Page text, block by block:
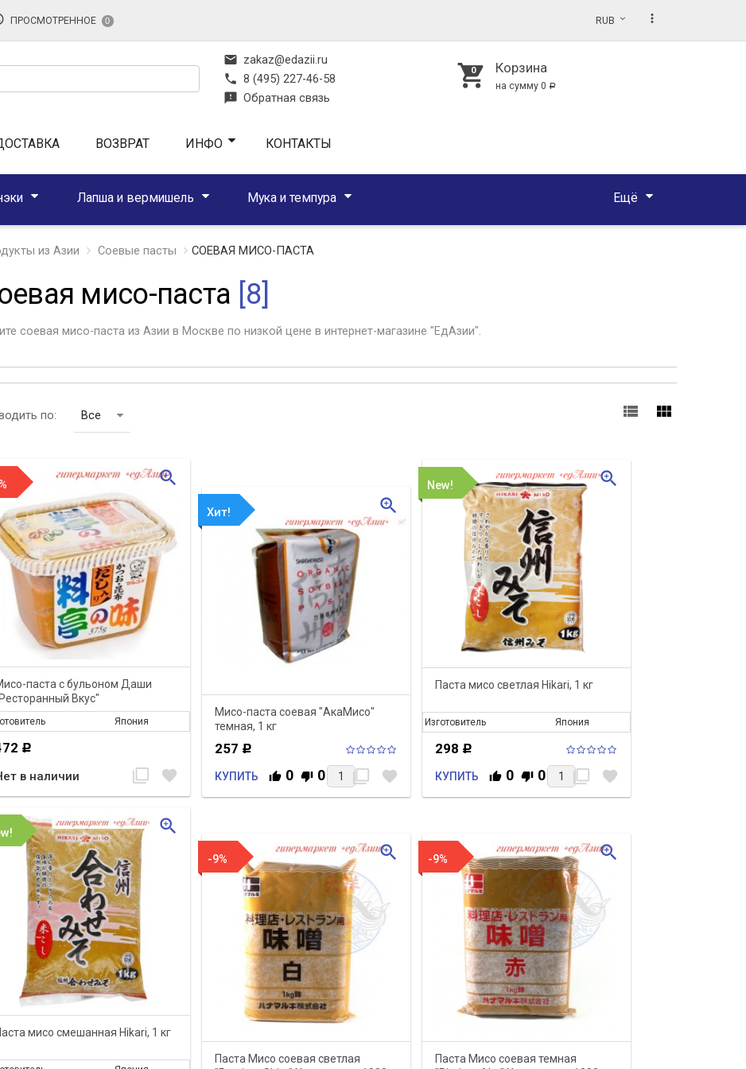
ПРОСМОТРЕННОЕ 0 RUB more_vert
mail zakaz@edazii.ru
phone 8 (495) 227-46-58
feedback Обратная связь
shopping_cart Корзина
на сумму 0 Р
ВОЗВРАТ ИНФО КОНТАКТЫ
Лапша и вермишель Мука и темпура Ещё
из Азии Соевые пасты СОЕВАЯ МИСО-ПАСТА
мисо-паста [8]
соевая мисо-паста из Азии в Москве по низкой цене в интернет-магазине "ЕдАзии".
по: Все view_list view_module
паста с бульоном Даши
Вкус"
Япония
Р
в наличии filter_none favorite
zoom_in
Хит!
Мисо-паста соевая "АкаМисо"
темная, 1 кг
257 Р
КУПИТЬ 0 0 filter_none favorite
zoom_in
New!
Паста мисо светлая Hikari, 1 кг
Изготовитель Япония
298 Р
КУПИТЬ 0 0 filter_none favorite
zoom_in
мисо смешанная Hikari, 1 кг
zoom_in
-9%
Паста Мисо соевая светлая
zoom_in -9%
Паста Мисо соевая темная
zoom_in